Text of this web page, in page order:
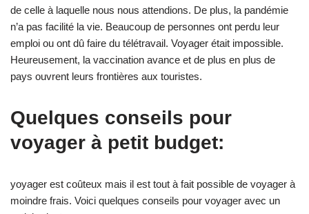
de celle à laquelle nous nous attendions. De plus, la pandémie
n’a pas facilité la vie. Beaucoup de personnes ont perdu leur
emploi ou ont dû faire du télétravail. Voyager était impossible.
Heureusement, la vaccination avance et de plus en plus de
pays ouvrent leurs frontières aux touristes.
Quelques conseils pour
voyager à petit budget:
yoyager est coûteux mais il est tout à fait possible de voyager à
moindre frais. Voici quelques conseils pour voyager avec un